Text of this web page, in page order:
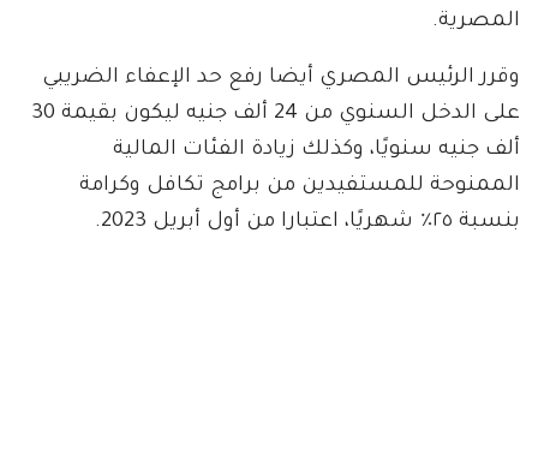
المصرية.
وقرر الرئيس المصري أيضا رفع حد الإعفاء الضريبي
على الدخل السنوي من 24 ألف جنيه ليكون بقيمة 30
ألف جنيه سنويًا، وكذلك زيادة الفئات المالية
الممنوحة للمستفيدين من برامج تكافل وكرامة
بنسبة ٢٥٪؜ شهريًا، اعتبارا من أول أبريل 2023.